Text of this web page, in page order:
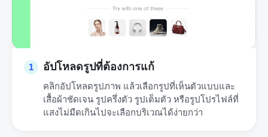
1 อัปโหลดรูปที่ต้องการแก้
คลิกอัปโหลดรูปภาพ แล้วเลือกรูปที่เห็นตัวแบบและ
เสื้อผ้าชัดเจน รูปครึ่งตัว รูปเต็มตัว หรือรูปโปรไฟล์ที่
แสงไม่มืดเกินไปจะเลือกบริเวณได้ง่ายกว่า